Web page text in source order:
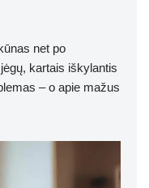
net po
kartais iškylantis
– o apie mažus